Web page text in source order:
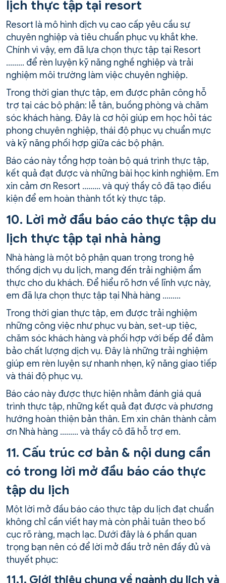
lịch thực tập tại resort
Resort là mô hình dịch vụ cao cấp yêu cầu sự
chuyên nghiệp và tiêu chuẩn phục vụ khắt khe.
Chính vì vậy, em đã lựa chọn thực tập tại Resort
……… để rèn luyện kỹ năng nghề nghiệp và trải
nghiệm môi trường làm việc chuyên nghiệp.
Trong thời gian thực tập, em được phân công hỗ
trợ tại các bộ phận: lễ tân, buồng phòng và chăm
sóc khách hàng. Đây là cơ hội giúp em học hỏi tác
phong chuyên nghiệp, thái độ phục vụ chuẩn mực
và kỹ năng phối hợp giữa các bộ phận.
Báo cáo này tổng hợp toàn bộ quá trình thực tập,
kết quả đạt được và những bài học kinh nghiệm. Em
xin cảm ơn Resort ……… và quý thầy cô đã tạo điều
kiện để em hoàn thành tốt kỳ thực tập.
10. Lời mở đầu báo cáo thực tập du
lịch thực tập tại nhà hàng
Nhà hàng là một bộ phận quan trọng trong hệ
thống dịch vụ du lịch, mang đến trải nghiệm ẩm
thực cho du khách. Để hiểu rõ hơn về lĩnh vực này,
em đã lựa chọn thực tập tại Nhà hàng ………
Trong thời gian thực tập, em được trải nghiệm
những công việc như phục vụ bàn, set-up tiệc,
chăm sóc khách hàng và phối hợp với bếp để đảm
bảo chất lượng dịch vụ. Đây là những trải nghiệm
giúp em rèn luyện sự nhanh nhẹn, kỹ năng giao tiếp
và thái độ phục vụ.
Báo cáo này được thực hiện nhằm đánh giá quá
trình thực tập, những kết quả đạt được và phương
hướng hoàn thiện bản thân. Em xin chân thành cảm
ơn Nhà hàng ……… và thầy cô đã hỗ trợ em.
11. Cấu trúc cơ bản & nội dung cần
có trong lời mở đầu báo cáo thực
tập du lịch
Một lời mở đầu báo cáo thực tập du lịch đạt chuẩn
không chỉ cần viết hay mà còn phải tuân theo bố
cục rõ ràng, mạch lạc. Dưới đây là 6 phần quan
trọng bạn nên có để lời mở đầu trở nên đầy đủ và
thuyết phục:
11.1. Giới thiệu chung về ngành du lịch và